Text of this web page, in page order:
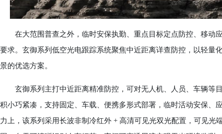
在大范围普查之外，临时安保执勤、重点目标定点防控、移动
要求。玄御系列低空光电跟踪系统聚焦中近距离详查防控，以轻量
景的优选方案。
玄御系列主打中近距离精准防控，可对无人机、人员、车辆等
积小巧紧凑，支持固定、车载、便携多形式部署，临时活动安保、
力上，该系列采用长波非制冷红外 + 高清可见光双光配置，可见光